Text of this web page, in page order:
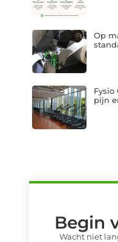
Op
Fysio
pijn
Begin
Wacht niet